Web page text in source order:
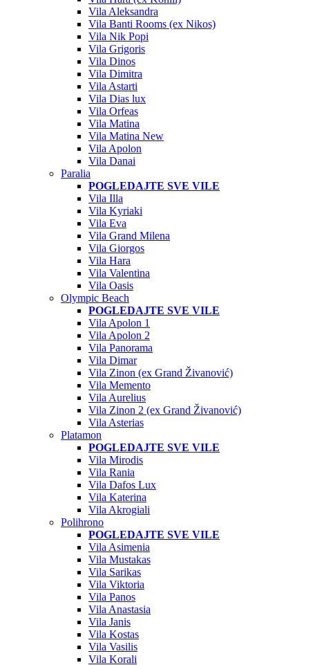
Vila Aleksandra
Vila Banti Rooms (ex Nikos)
Vila Nik Popi
Vila Grigoris
Vila Dinos
Vila Dimitra
Vila Astarti
Vila Dias lux
Vila Orfeas
Vila Matina
Vila Matina New
Vila Apolon
Vila Danai
Paralia
POGLEDAJTE SVE VILE
Vila Illa
Vila Kyriaki
Vila Eva
Vila Grand Milena
Vila Giorgos
Vila Hara
Vila Valentina
Vila Oasis
Olympic Beach
POGLEDAJTE SVE VILE
Vila Apolon 1
Vila Apolon 2
Vila Panorama
Vila Dimar
Vila Zinon (ex Grand Živanović)
Vila Memento
Vila Aurelius
Vila Zinon 2 (ex Grand Živanović)
Vila Asterias
Platamon
POGLEDAJTE SVE VILE
Vila Mirodis
Vila Rania
Vila Dafos Lux
Vila Katerina
Vila Akrogiali
Polihrono
POGLEDAJTE SVE VILE
Vila Asimenia
Vila Mustakas
Vila Sarikas
Vila Viktoria
Vila Panos
Vila Anastasia
Vila Janis
Vila Kostas
Vila Vasilis
Vila Korali